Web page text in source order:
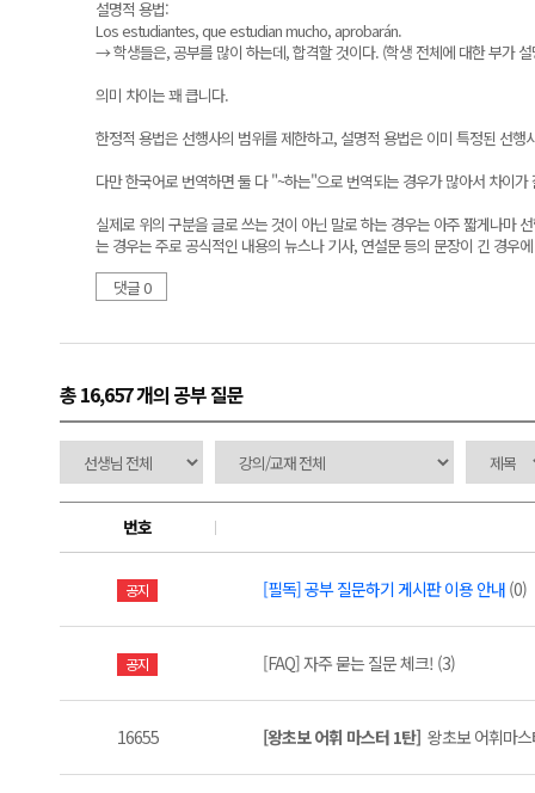
설명적 용법:
Los estudiantes, que estudian mucho, aprobarán.
→ 학생들은, 공부를 많이 하는데, 합격할 것이다. (학생 전체에 대한 부가 설
의미 차이는 꽤 큽니다.
한정적 용법은 선행사의 범위를 제한하고, 설명적 용법은 이미 특정된 선행
다만 한국어로 번역하면 둘 다 "~하는"으로 번역되는 경우가 많아서 차이
실제로 위의 구분을 글로 쓰는 것이 아닌 말로 하는 경우는 아주 짧게나마
는 경우는 주로 공식적인 내용의 뉴스나 기사, 연설문 등의 문장이 긴 경우
댓글 0
총 16,657 개의 공부 질문
번호
공지 [필독] 공부 질문하기 게시판 이용 안내 (0)
공지 [FAQ] 자주 묻는 질문 체크! (3)
16655 [왕초보 어휘 마스터 1탄] 왕초보 어휘마